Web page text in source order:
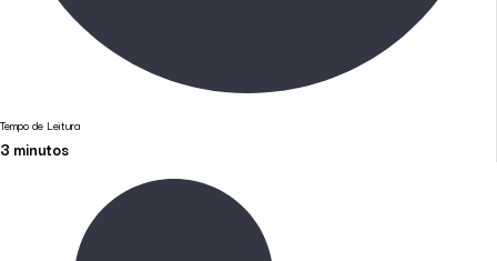
Tempo de Leitura
3 minutos